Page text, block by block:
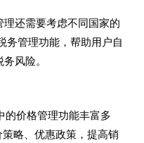
理还需要考虑不同国家的
务管理功能，帮助用户自
风险。
的价格管理功能丰富多
略、优惠政策，提高销